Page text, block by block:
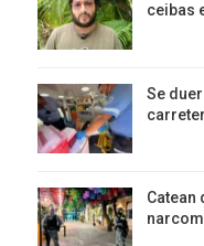
ceibas
Se
Catean